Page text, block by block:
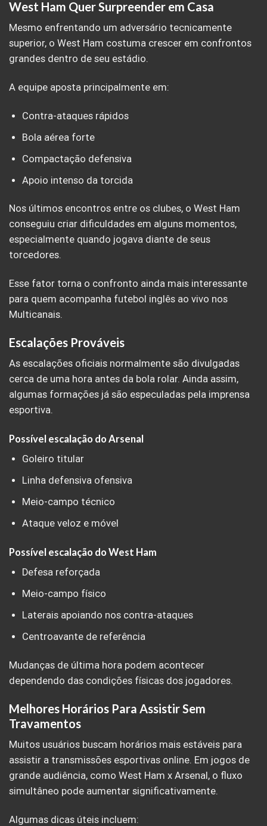
West Ham Quer Surpreender em Casa
Mesmo enfrentando um adversário tecnicamente
superior, o West Ham costuma crescer em confrontos
grandes dentro de seu estádio.
A equipe aposta principalmente em:
Contra-ataques rápidos
Bola aérea forte
Compactação defensiva
Apoio intenso da torcida
Nos últimos encontros entre os clubes, o West Ham
conseguiu criar dificuldades em alguns momentos,
especialmente quando jogava diante de seus
torcedores.
Esse fator torna o confronto ainda mais interessante
para quem acompanha futebol inglês ao vivo nos
Multicanais.
Escalações Prováveis
As escalações oficiais normalmente são divulgadas
cerca de uma hora antes da bola rolar. Ainda assim,
algumas formações já são especuladas pela imprensa
esportiva.
Possível escalação do Arsenal
Goleiro titular
Linha defensiva ofensiva
Meio-campo técnico
Ataque veloz e móvel
Possível escalação do West Ham
Defesa reforçada
Meio-campo físico
Laterais apoiando nos contra-ataques
Centroavante de referência
Mudanças de última hora podem acontecer
dependendo das condições físicas dos jogadores.
Melhores Horários Para Assistir Sem
Travamentos
Muitos usuários buscam horários mais estáveis para
assistir a transmissões esportivas online. Em jogos de
grande audiência, como West Ham x Arsenal, o fluxo
simultâneo pode aumentar significativamente.
Algumas dicas úteis incluem: